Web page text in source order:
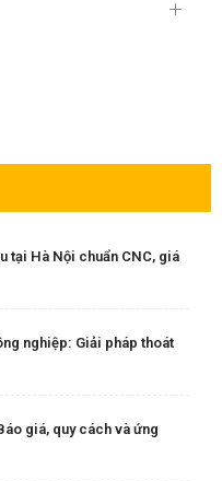
tại Hà Nội chuẩn CNC, giá
nghiệp: Giải pháp thoát
giá, quy cách và ứng